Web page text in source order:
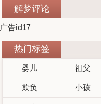
解梦评论
广告id17
热门标签
婴儿 祖父
欺负 小孩